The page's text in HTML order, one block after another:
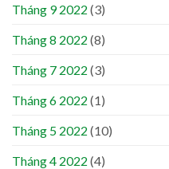
Tháng 9 2022 (3)
Tháng 8 2022 (8)
Tháng 7 2022 (3)
Tháng 6 2022 (1)
Tháng 5 2022 (10)
Tháng 4 2022 (4)